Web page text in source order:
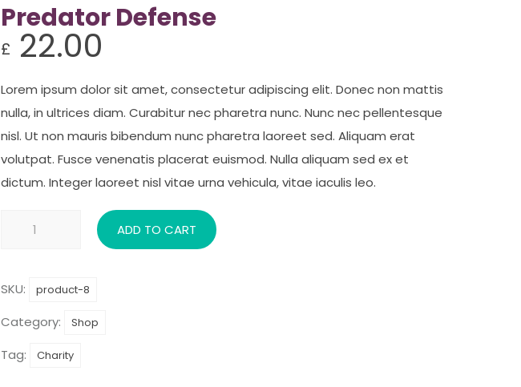
Predator Defense
£ 22.00
Lorem ipsum dolor sit amet, consectetur adipiscing elit. Donec non mattis
nulla, in ultrices diam. Curabitur nec pharetra nunc. Nunc nec pellentesque
nisl. Ut non mauris bibendum nunc pharetra laoreet sed. Aliquam erat
volutpat. Fusce venenatis placerat euismod. Nulla aliquam sed ex et
dictum. Integer laoreet nisl vitae urna vehicula, vitae iaculis leo.
ADD TO CART
SKU: product-8
Category: Shop
Tag: Charity